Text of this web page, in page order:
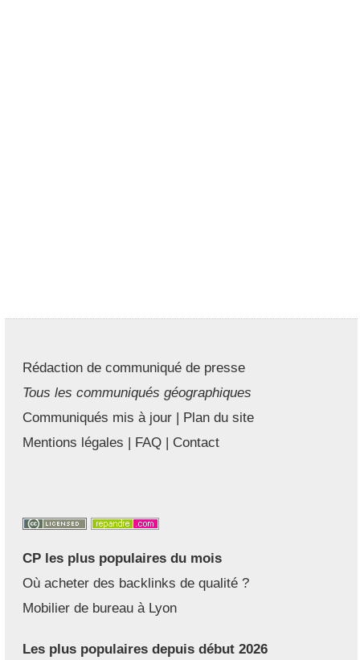
Rédaction de communiqué de presse
Tous les communiqués géographiques
Communiqués mis à jour | Plan du site
Mentions légales | FAQ | Contact
CP les plus populaires du mois
Où acheter des backlinks de qualité ?
Mobilier de bureau à Lyon
Les plus populaires depuis début 2026